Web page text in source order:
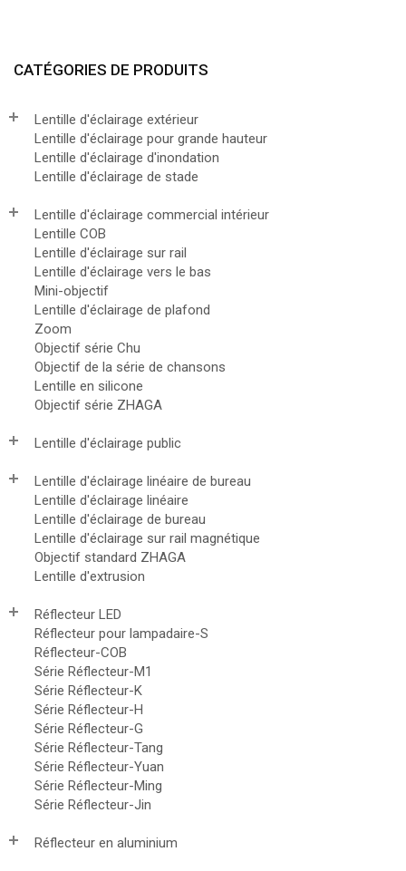
CATÉGORIES DE PRODUITS
Lentille d'éclairage extérieur
Lentille d'éclairage pour grande hauteur
Lentille d'éclairage d'inondation
Lentille d'éclairage de stade
Lentille d'éclairage commercial intérieur
Lentille COB
Lentille d'éclairage sur rail
Lentille d'éclairage vers le bas
Mini-objectif
Lentille d'éclairage de plafond
Zoom
Objectif série Chu
Objectif de la série de chansons
Lentille en silicone
Objectif série ZHAGA
Lentille d'éclairage public
Lentille d'éclairage linéaire de bureau
Lentille d'éclairage linéaire
Lentille d'éclairage de bureau
Lentille d'éclairage sur rail magnétique
Objectif standard ZHAGA
Lentille d'extrusion
Réflecteur LED
Réflecteur pour lampadaire-S
Réflecteur-COB
Série Réflecteur-M1
Série Réflecteur-K
Série Réflecteur-H
Série Réflecteur-G
Série Réflecteur-Tang
Série Réflecteur-Yuan
Série Réflecteur-Ming
Série Réflecteur-Jin
Réflecteur en aluminium